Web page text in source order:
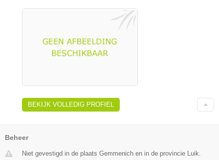
BEKIJK VOLLEDIG PROFIEL
Beheer
Niet gevestigd in de plaats Gemmenich en in de provincie Luik.